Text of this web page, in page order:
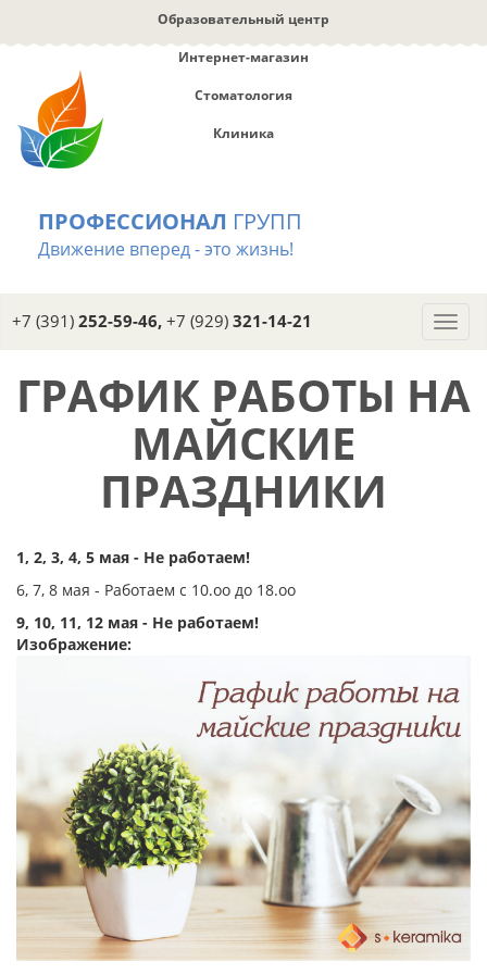
содержанию
Образовательный центр
Интернет-магазин
Стоматология
Клиника
ПРОФЕССИОНАЛ ГРУПП
Движение вперед - это жизнь!
+7 (391) 252-59-46, +7 (929) 321-14-21
ГРАФИК РАБОТЫ НА
МАЙСКИЕ
ПРАЗДНИКИ
1, 2, 3, 4, 5 мая - Не работаем!
6, 7, 8 мая - Работаем с 10.оо до 18.оо
9, 10, 11, 12 мая - Не работаем!
Изображение: